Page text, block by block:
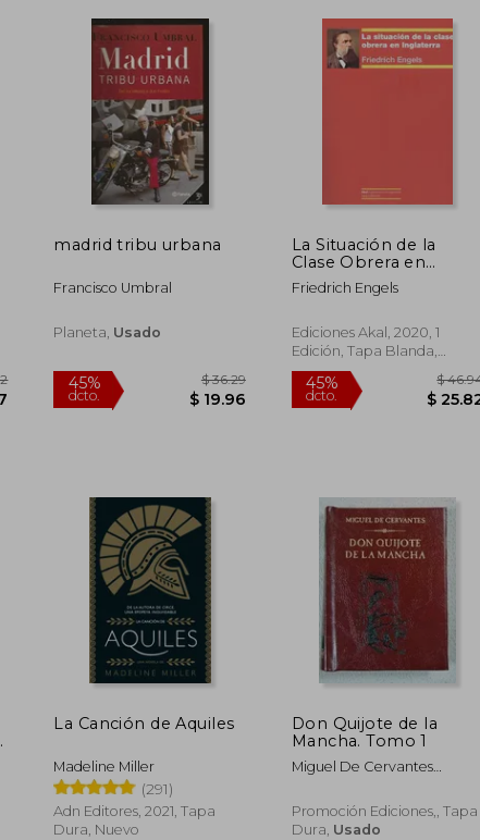
45%
dcto.
40%
dcto.
madrid tribu urbana
Francisco Umbral
Planeta, Usado
45%
dcto.
$ 36.29
La Situación de la
Clase Obrera en
Inglaterra
Friedrich Engels
Ediciones Akal, 2020, 1
Edición, Tapa Blanda,
Nuevo
45%
dcto.
La Canción de Aquiles
Madeline Miller
(291)
Adn Editores, 2021, Tapa
Dura, Nuevo
Don Quijote de la
Mancha. Tomo 1
Miguel De Cervantes
Promoción Ediciones,, Tapa
Dura, Usado